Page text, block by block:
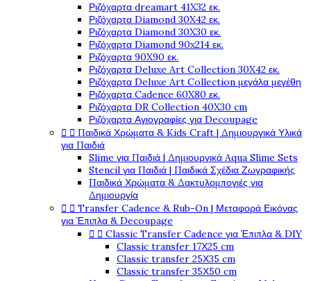
Ριζόχαρτα dreamart 41X32 εκ.
Ριζόχαρτα Diamond 30X42 εκ.
Ριζόχαρτα Diamond 30X30 εκ.
Ριζόχαρτα Diamond 90x214 εκ.
Ριζόχαρτα 90X90 εκ.
Ριζόχαρτα Deluxe Art Collection 30X42 εκ.
Ριζόχαρτα Deluxe Art Collection μεγάλα μεγέθη
Ριζόχαρτα Cadence 60X80 εκ.
Ριζόχαρτα DR Collection 40X30 cm
Ριζόχαρτα Αγιογραφίες για Decoupage
  Παιδικά Χρώματα & Kids Craft | Δημιουργικά Υλικά
για Παιδιά
Slime για Παιδιά | Δημιουργικά Aqua Slime Sets
Stencil για Παιδιά | Παιδικά Σχέδια Ζωγραφικής
Παιδικά Χρώματα & Δακτυλομπογιές για
Δημιουργία
  Transfer Cadence & Rub-On | Μεταφορά Εικόνας
για Έπιπλα & Decoupage
  Classic Transfer Cadence για Έπιπλα & DIY
Classic transfer 17Χ25 cm
Classic transfer 25Χ35 cm
Classic transfer 35Χ50 cm